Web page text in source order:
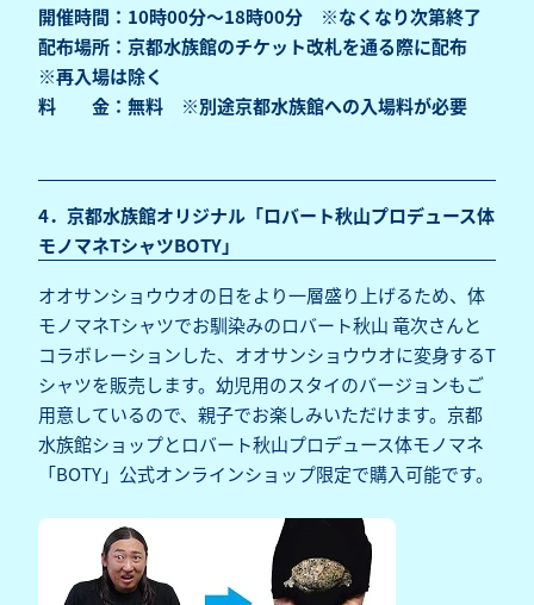
開催時間：10時00分～18時00分 ※なくなり次第終了
配布場所：京都水族館のチケット改札を通る際に配布
※再入場は除く
料 金：無料 ※別途京都水族館への入場料が必要
4．京都水族館オリジナル「ロバート秋山プロデュース体
モノマネTシャツBOTY」
オオサンショウウオの日をより一層盛り上げるため、体
モノマネTシャツでお馴染みのロバート秋山 竜次さんと
コラボレーションした、オオサンショウウオに変身するT
シャツを販売します。幼児用のスタイのバージョンもご
用意しているので、親子でお楽しみいただけます。京都
水族館ショップとロバート秋山プロデュース体モノマネ
「BOTY」公式オンラインショップ限定で購入可能です。